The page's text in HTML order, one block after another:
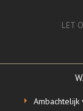
LET
Ambachtelijk